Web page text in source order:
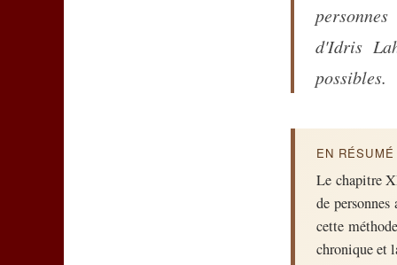
d'Idris
possibles.
EN RÉSUMÉ
Le chapitre
de
cette
chronique et